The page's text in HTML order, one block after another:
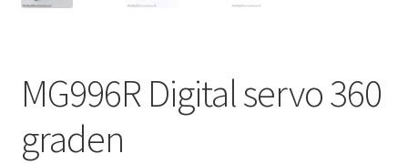
MG996R Digital servo 360
graden